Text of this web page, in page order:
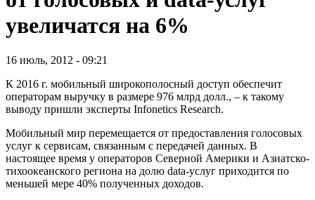
увеличатся на 6%
16 июль, 2012 - 09:21
К 2016 г. мобильный широкополосный доступ обеспечит
операторам выручку в размере 976 млрд долл., – к такому
выводу пришли эксперты Infonetics Research.
Мобильный мир перемещается от предоставления голосовых
услуг к сервисам, связанным с передачей данных. В
настоящее время у операторов Северной Америки и Азиатско-
тихоокеанского региона на долю data-услуг приходится по
меньшей мере 40% полученных доходов.